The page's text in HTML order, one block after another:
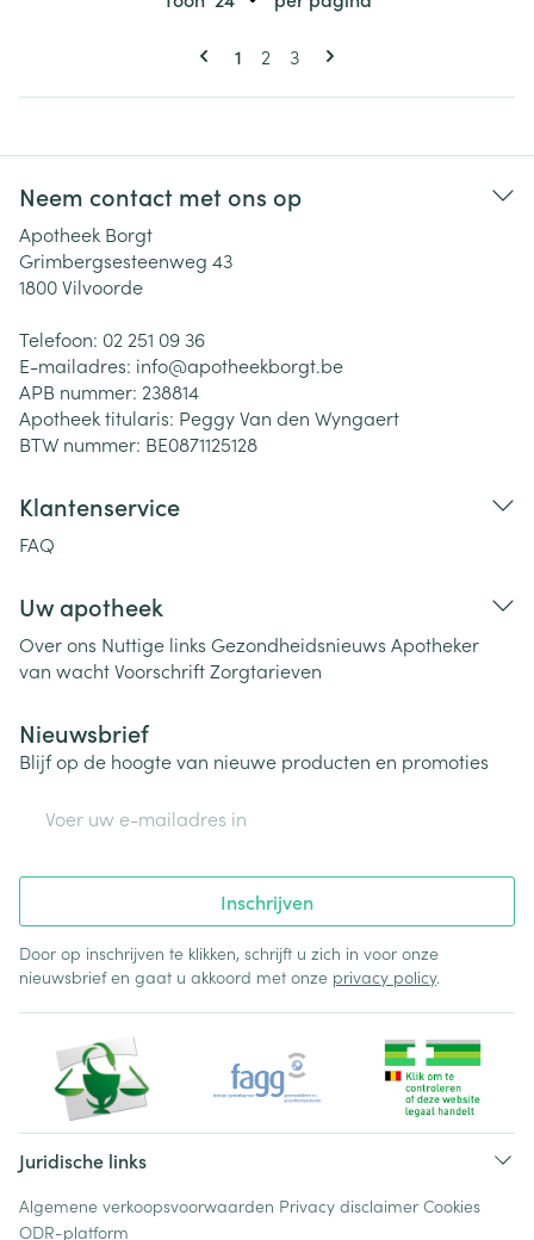
Pagina's
U lees momenteel pagina
1 Pagina
2 Pagina
3
Neem contact met ons op
Apotheek Borgt
Grimbergsesteenweg 43
1800Vilvoorde
Telefoon: 02 251 09 36
E-mailadres: info@apotheekborgt.be
APB nummer: 238814
Apotheek titularis: Peggy Van den Wyngaert
BTW nummer: BE0871125128
Klantenservice
FAQ
Uw apotheek
Over ons Nuttige links Gezondheidsnieuws Apotheker
van wachtVoorschriftZorgtarieven
Nieuwsbrief
Blijf op de hoogte van nieuwe producten en promoties
Inschrijven
Door op inschrijven te klikken, schrijft u zich in voor onze
nieuwsbrief en gaat u akkoord met onze privacy policy.
Juridische links
Algemene verkoopsvoorwaarden Privacy disclaimer Cookies
ODR-platform